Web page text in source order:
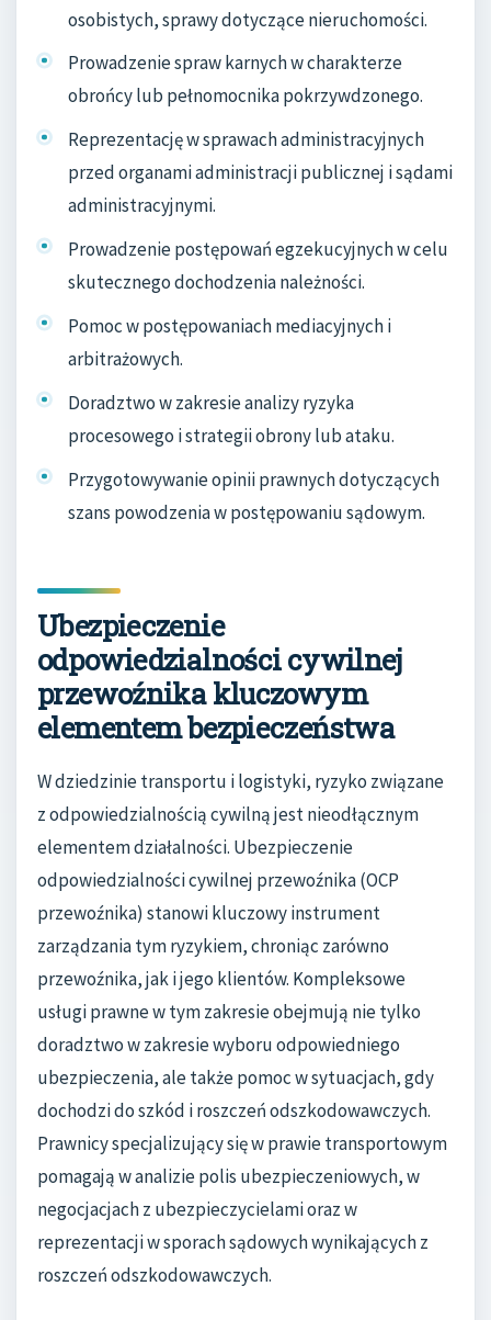
osobistych, sprawy dotyczące nieruchomości.
Prowadzenie spraw karnych w charakterze
obrońcy lub pełnomocnika pokrzywdzonego.
Reprezentację w sprawach administracyjnych
przed organami administracji publicznej i sądami
administracyjnymi.
Prowadzenie postępowań egzekucyjnych w celu
skutecznego dochodzenia należności.
Pomoc w postępowaniach mediacyjnych i
arbitrażowych.
Doradztwo w zakresie analizy ryzyka
procesowego i strategii obrony lub ataku.
Przygotowywanie opinii prawnych dotyczących
szans powodzenia w postępowaniu sądowym.
Ubezpieczenie
odpowiedzialności cywilnej
przewoźnika kluczowym
elementem bezpieczeństwa
W dziedzinie transportu i logistyki, ryzyko związane
z odpowiedzialnością cywilną jest nieodłącznym
elementem działalności. Ubezpieczenie
odpowiedzialności cywilnej przewoźnika (OCP
przewoźnika) stanowi kluczowy instrument
zarządzania tym ryzykiem, chroniąc zarówno
przewoźnika, jak i jego klientów. Kompleksowe
usługi prawne w tym zakresie obejmują nie tylko
doradztwo w zakresie wyboru odpowiedniego
ubezpieczenia, ale także pomoc w sytuacjach, gdy
dochodzi do szkód i roszczeń odszkodowawczych.
Prawnicy specjalizujący się w prawie transportowym
pomagają w analizie polis ubezpieczeniowych, w
negocjacjach z ubezpieczycielami oraz w
reprezentacji w sporach sądowych wynikających z
roszczeń odszkodowawczych.